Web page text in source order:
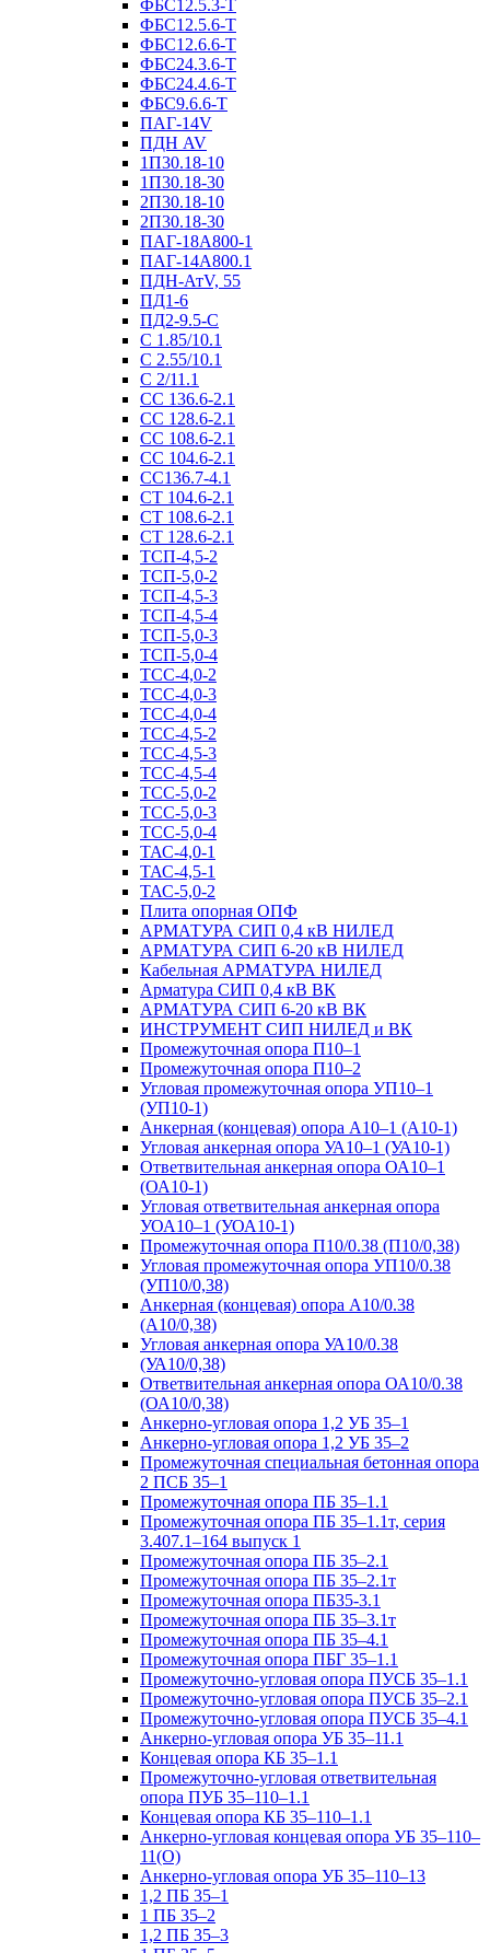
ФБС12.5.3-Т
ФБС12.5.6-Т
ФБС12.6.6-Т
ФБС24.3.6-Т
ФБС24.4.6-Т
ФБС9.6.6-Т
ПАГ-14V
ПДН AV
1П30.18-10
1П30.18-30
2П30.18-10
2П30.18-30
ПАГ-18А800-1
ПАГ-14А800.1
ПДН-АтV, 55
ПД1-6
ПД2-9.5-С
С 1.85/10.1
С 2.55/10.1
С 2/11.1
СС 136.6-2.1
СС 128.6-2.1
СС 108.6-2.1
СС 104.6-2.1
СС136.7-4.1
СТ 104.6-2.1
СТ 108.6-2.1
СТ 128.6-2.1
ТСП-4,5-2
ТСП-5,0-2
ТСП-4,5-3
ТСП-4,5-4
ТСП-5,0-3
ТСП-5,0-4
ТСС-4,0-2
ТСС-4,0-3
ТСС-4,0-4
ТСС-4,5-2
ТСС-4,5-3
ТСС-4,5-4
ТСС-5,0-2
ТСС-5,0-3
ТСС-5,0-4
ТАС-4,0-1
ТАС-4,5-1
ТАС-5,0-2
Плита опорная ОПФ
АРМАТУРА СИП 0,4 кВ НИЛЕД
АРМАТУРА СИП 6-20 кВ НИЛЕД
Кабельная АРМАТУРА НИЛЕД
Арматура СИП 0,4 кВ ВК
АРМАТУРА СИП 6-20 кВ ВК
ИНСТРУМЕНТ СИП НИЛЕД и ВК
Промежуточная опора П10–1
Промежуточная опора П10–2
Угловая промежуточная опора УП10–1
(УП10-1)
Анкерная (концевая) опора А10–1 (А10-1)
Угловая анкерная опора УА10–1 (УА10-1)
Ответвительная анкерная опора ОА10–1
(ОА10-1)
Угловая ответвительная анкерная опора
УОА10–1 (УОА10-1)
Промежуточная опора П10/0.38 (П10/0,38)
Угловая промежуточная опора УП10/0.38
(УП10/0,38)
Анкерная (концевая) опора А10/0.38
(А10/0,38)
Угловая анкерная опора УА10/0.38
(УА10/0,38)
Ответвительная анкерная опора ОА10/0.38
(ОА10/0,38)
Анкерно-угловая опора 1,2 УБ 35–1
Анкерно-угловая опора 1,2 УБ 35–2
Промежуточная специальная бетонная опора
2 ПСБ 35–1
Промежуточная опора ПБ 35–1.1
Промежуточная опора ПБ 35–1.1т, серия
3.407.1–164 выпуск 1
Промежуточная опора ПБ 35–2.1
Промежуточная опора ПБ 35–2.1т
Промежуточная опора ПБ35-3.1
Промежуточная опора ПБ 35–3.1т
Промежуточная опора ПБ 35–4.1
Промежуточная опора ПБГ 35–1.1
Промежуточно-угловая опора ПУСБ 35–1.1
Промежуточно-угловая опора ПУСБ 35–2.1
Промежуточно-угловая опора ПУСБ 35–4.1
Анкерно-угловая опора УБ 35–11.1
Концевая опора КБ 35–1.1
Промежуточно-угловая ответвительная
опора ПУБ 35–110–1.1
Концевая опора КБ 35–110–1.1
Анкерно-угловая концевая опора УБ 35–110–
11(О)
Анкерно-угловая опора УБ 35–110–13
1,2 ПБ 35–1
1 ПБ 35–2
1,2 ПБ 35–3